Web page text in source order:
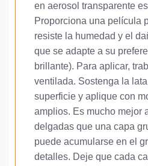
en aerosol transparente
Proporciona una película
resiste la humedad y el
que se adapte a su
brillante). Para aplicar,
ventilada. Sostenga la
superficie y aplique con
amplios. Es mucho mejor
delgadas que una capa
puede acumularse en el
detalles. Deje que cada